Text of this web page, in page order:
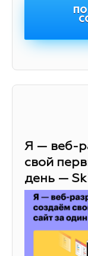
Я — веб-
свой
день —